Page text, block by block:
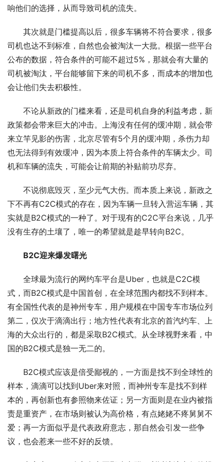
响他们的选择，从而导致司机的流失。
其次就是门槛提高以后，很多车辆将不符合要求，很多
司机也达不到标准，自然也会被淘汰一大批。根据一些平台
公布的数据，符合条件的可能不超过5%，那就会有大量的
司机被淘汰，平台能够留下来的司机不多，而成本的增加也
会让他们失去积极性。
不论从新政的门槛来看，还是司机自身的利益考虑，新
政策都会带来巨大的冲击。上海没有任何的缓冲期，就会带
来立竿见影的伤害，北京尽管有5个月的缓冲期，杀伤力却
也无法得到有效缓冲，因为本质上符合条件的车辆太少。司
机和车辆的流失，可能会让前期的补贴前功尽弃。
不说彻底毁灭，至少元气大伤。而本质上来说，新政之
下不再有C2C模式的存在，因为车辆一旦转入营运车辆，其
实就是B2C模式的一种了。对于现有的C2C平台来说，几乎
没有生存的土壤了，唯一的希望就是趁早转向B2C。
B2C迎来爆发曙光
全球最为流行的网约车平台是Uber，也就是C2C模
式，而B2C模式是中国首创，在全球范围内都找不到样本。
有全国性代表的是神州专车，用户规模在中国专车市场位列
第二，仅次于滴滴出行；地方性代表有北京的首汽约车、上
海的大众出行的，都是采取B2C模式。从全球视野来看，中
国的B2C模式是独一无二的。
B2C模式应该是倍受鄙视的，一方面是找不到全球性的
样本，滴滴可以找到Uber来对照，而神州专车是找不到样
本的，再创新也有参照物来佐证；另一方面则是在业内被指
责是重资产，在市场则被认为高价格，有点姥姥不疼舅舅不
爱；再一方面似乎是代表政府意志，那自然会引发一些争
议，也会惹来一些不好的反馈。